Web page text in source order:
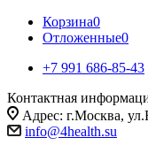
Корзина0
Отложенные0
+7 991 686-85-43
Контактная
Адрес: г.Москва,
info@4health.su